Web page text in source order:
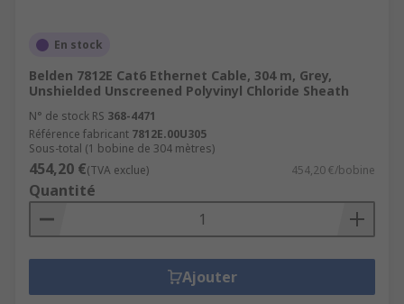
En stock
Belden 7812E Cat6 Ethernet Cable, 304 m, Grey,
Unshielded Unscreened Polyvinyl Chloride Sheath
N° de stock RS 368-4471
Référence fabricant 7812E.00U305
Sous-total (1 bobine de 304 mètres)
454,20 €(TVA exclue) 454,20 €/bobine
Quantité
Ajouter